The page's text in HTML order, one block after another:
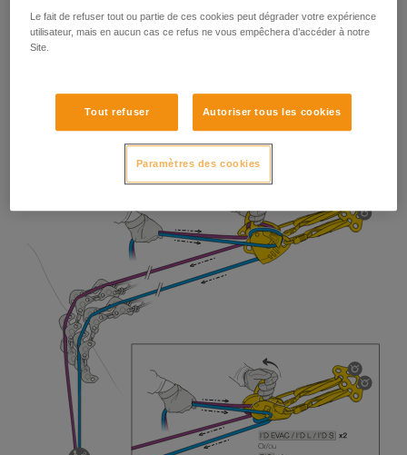
Le fait de refuser tout ou partie de ces cookies peut dégrader votre expérience
utilisateur, mais en aucun cas ce refus ne vous empêchera d’accéder à notre
Site.
Tout refuser Autoriser tous les cookies
Paramètres des cookies